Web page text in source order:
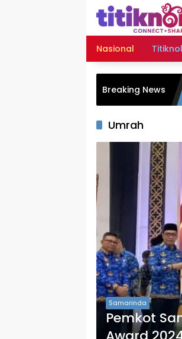
Nasional
Breaking News
Umrah
Samarinda
Pemkot